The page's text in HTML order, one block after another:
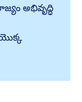
అభివృద్ధి
యొక్క